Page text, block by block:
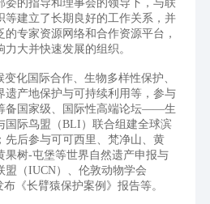
等建立了长期良好的工作关系，并
专家资源网络和合作资源平台，
大并快速发展的组织。
化国际合作、生物多样性保护、
遗产地保护与可持续利用等，参与
备国家级、国际性高端论坛——生
国际鸟盟（BLI）联合组建全球滨
先后参与可可西里、梵净山、黄
果树-屯堡等世界自然遗产申报与
盟（IUCN）、伦敦动物学会
《长臂猿保护案例》报告等。